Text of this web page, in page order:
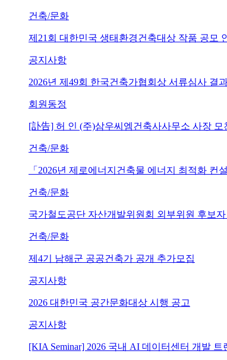
건축/문화
제21회 대한민국 생태환경건축대상 작품 공모
공지사항
2026년 제49회 한국건축가협회상 서류심사 결
회원동정
[訃告] 허 인 (주)삼우씨엠건축사사무소 사장 모
건축/문화
「2026년 제로에너지건축물 에너지 최적화 컨
건축/문화
국가철도공단 자산개발위원회 외부위원 후보
건축/문화
제4기 남해군 공공건축가 공개 추가모집
공지사항
2026 대한민국 공간문화대상 시행 공고
공지사항
[KIA Seminar] 2026 국내 AI 데이터센터 개발